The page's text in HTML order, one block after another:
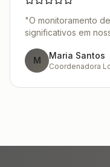
"O monitoramento
significativos em
M Maria Santos
Coordenadora